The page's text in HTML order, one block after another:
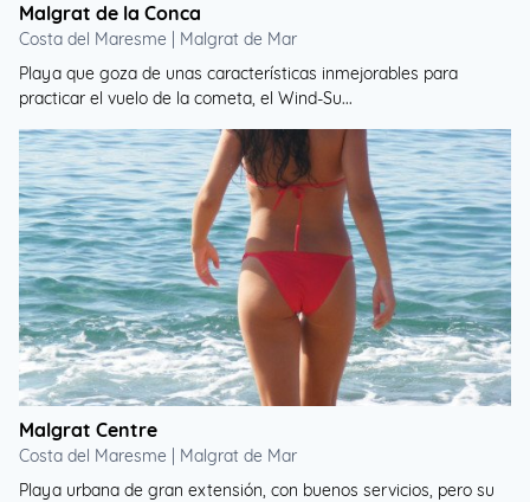
Malgrat de la Conca
Costa del Maresme | Malgrat de Mar
Playa que goza de unas características inmejorables para
practicar el vuelo de la cometa, el Wind-Su...
Malgrat Centre
Costa del Maresme | Malgrat de Mar
Playa urbana de gran extensión, con buenos servicios, pero su